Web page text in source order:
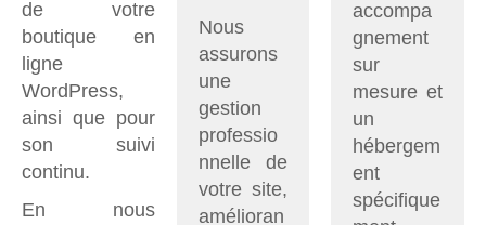
de votre
boutique en
ligne
WordPress,
ainsi que pour
son suivi
continu.
En nous
Nous
assurons
une
gestion
professio
nnelle de
votre site,
amélioran
accompa
gnement
sur
mesure et
un
hébergem
ent
spécifique